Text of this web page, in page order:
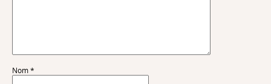
Nom *